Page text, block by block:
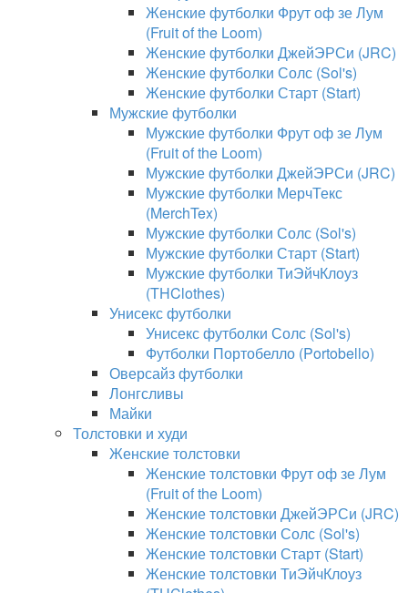
Женские футболки Фрут оф зе Лум
(Fruit of the Loom)
Женские футболки ДжейЭРСи (JRC)
Женские футболки Солс (Sol's)
Женские футболки Старт (Start)
Мужские футболки
Мужские футболки Фрут оф зе Лум
(Fruit of the Loom)
Мужские футболки ДжейЭРСи (JRC)
Мужские футболки МерчТекс
(MerchTex)
Мужские футболки Солс (Sol's)
Мужские футболки Старт (Start)
Мужские футболки ТиЭйчКлоуз
(THClothes)
Унисекс футболки
Унисекс футболки Солс (Sol's)
Футболки Портобелло (Portobello)
Оверсайз футболки
Лонгсливы
Майки
Толстовки и худи
Женские толстовки
Женские толстовки Фрут оф зе Лум
(Fruit of the Loom)
Женские толстовки ДжейЭРСи (JRC)
Женские толстовки Солс (Sol's)
Женские толстовки Старт (Start)
Женские толстовки ТиЭйчКлоуз